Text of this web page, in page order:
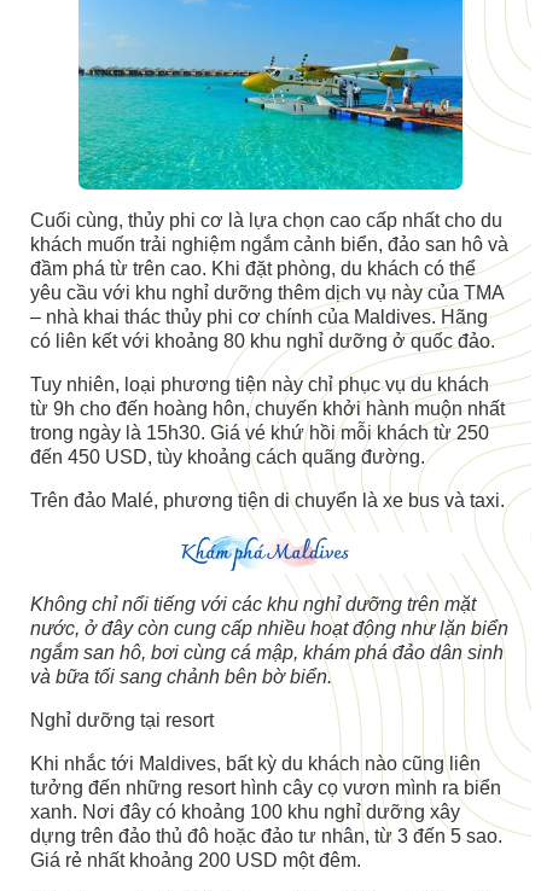
Cuối cùng, thủy phi cơ là lựa chọn cao cấp nhất cho du
khách muốn trải nghiệm ngắm cảnh biển, đảo san hô và
đầm phá từ trên cao. Khi đặt phòng, du khách có thể
yêu cầu với khu nghỉ dưỡng thêm dịch vụ này của TMA
– nhà khai thác thủy phi cơ chính của Maldives. Hãng
có liên kết với khoảng 80 khu nghỉ dưỡng ở quốc đảo.
Tuy nhiên, loại phương tiện này chỉ phục vụ du khách
từ 9h cho đến hoàng hôn, chuyến khởi hành muộn nhất
trong ngày là 15h30. Giá vé khứ hồi mỗi khách từ 250
đến 450 USD, tùy khoảng cách quãng đường.
Trên đảo Malé, phương tiện di chuyển là xe bus và taxi.
Không chỉ nổi tiếng với các khu nghỉ dưỡng trên mặt
nước, ở đây còn cung cấp nhiều hoạt động như lặn biển
ngắm san hô, bơi cùng cá mập, khám phá đảo dân sinh
và bữa tối sang chảnh bên bờ biển.
Nghỉ dưỡng tại resort
Khi nhắc tới Maldives, bất kỳ du khách nào cũng liên
tưởng đến những resort hình cây cọ vươn mình ra biển
xanh. Nơi đây có khoảng 100 khu nghỉ dưỡng xây
dựng trên đảo thủ đô hoặc đảo tư nhân, từ 3 đến 5 sao.
Giá rẻ nhất khoảng 200 USD một đêm.